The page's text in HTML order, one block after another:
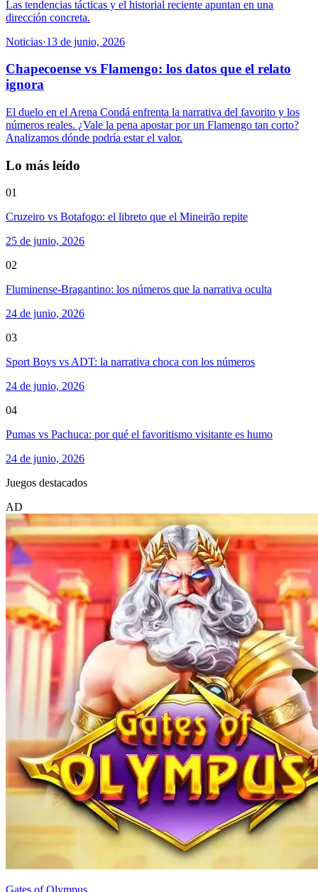
Las tendencias tácticas y el historial reciente apuntan en una
dirección concreta.
Noticias·13 de junio, 2026
Chapecoense vs Flamengo: los datos que el relato
ignora
El duelo en el Arena Condá enfrenta la narrativa del favorito y los
números reales. ¿Vale la pena apostar por un Flamengo tan corto?
Analizamos dónde podría estar el valor.
Lo más leído
01
Cruzeiro vs Botafogo: el libreto que el Mineirão repite
25 de junio, 2026
02
Fluminense-Bragantino: los números que la narrativa oculta
24 de junio, 2026
03
Sport Boys vs ADT: la narrativa choca con los números
24 de junio, 2026
04
Pumas vs Pachuca: por qué el favoritismo visitante es humo
24 de junio, 2026
Juegos destacados
AD